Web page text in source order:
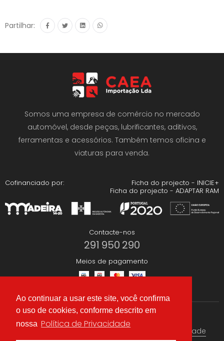
Ao continuar a usar este site, você confirma
o uso de cookies, conforme descrito em
nossa Política de Privacidade
Partilhar:
Somos uma empresa de comércio no mercado
automóvel, desde peças, lubrificantes, aditivos,
ferramentas e acessórios. Também temos oficina e
viaturas para venda.
Cofinanciado por:
Ficha do projecto - INICIE+
Ficha do projecto - ADAPTAR RAM
Contacte-nos
291 950 290
Meios de pagamento
Termos & condições Política de Privacidade
Redes Sociais